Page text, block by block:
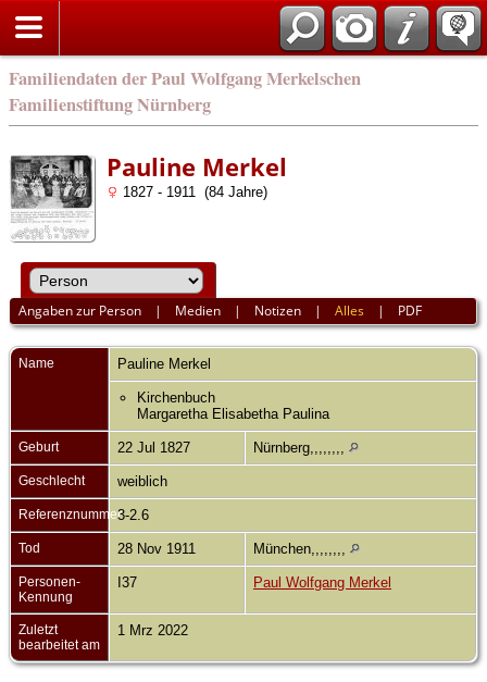
Familiendaten der Paul Wolfgang Merkelschen
Familienstiftung Nürnberg
Pauline Merkel
1827 - 1911 (84 Jahre)
Angaben zur Person | Medien | Notizen |Alles | PDF
Name Pauline Merkel
Kirchenbuch
Margaretha Elisabetha Paulina
Geburt 22 Jul 1827 Nürnberg,,,,,,,,
Geschlecht weiblich
Referenznummer3-2.6
Tod 28 Nov 1911 München,,,,,,,,
Personen-
Kennung
I37 Paul Wolfgang Merkel
Zuletzt
bearbeitet am
1 Mrz 2022